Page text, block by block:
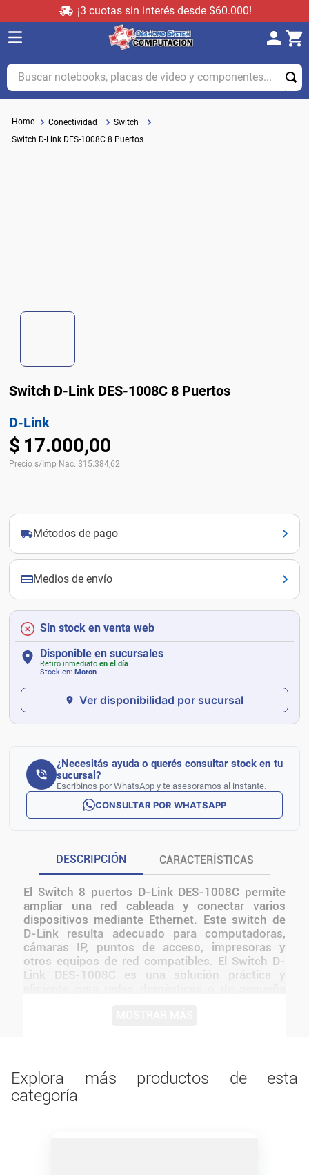
¡3 cuotas sin interés desde $60.000!
Buscar notebooks, placas de video y componentes...
Conectividad
Switch
Switch D-Link DES-1008C 8 Puertos
Switch D-Link DES-1008C 8 Puertos
D-Link
$ 17.000,00
Precio s/Imp Nac. $15.384,62
Métodos de pago
Medios de envío
Sin stock en venta web
Disponible en sucursales
Retiro inmediato en el día
Stock en: Moron
Ver disponibilidad por sucursal
¿Necesitás ayuda o querés consultar stock en tu
sucursal?
Escribinos por WhatsApp y te asesoramos al instante.
CONSULTAR POR WHATSAPP
DESCRIPCIÓN CARACTERÍSTICAS
El Switch 8 puertos D-Link DES-1008C permite
ampliar una red cableada y conectar varios
dispositivos mediante Ethernet. Este switch de
D-Link resulta adecuado para computadoras,
cámaras IP, puntos de acceso, impresoras y
otros equipos de red compatibles. El Switch D-
Link DES-1008C es una solución práctica y
Explora más productos de esta
categoría